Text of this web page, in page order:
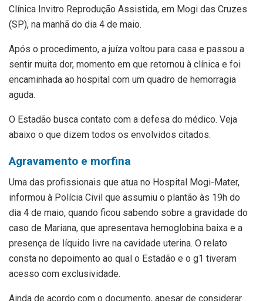
Clínica Invitro Reprodução Assistida, em Mogi das Cruzes
(SP), na manhã do dia 4 de maio.
Após o procedimento, a juíza voltou para casa e passou a
sentir muita dor, momento em que retornou à clínica e foi
encaminhada ao hospital com um quadro de hemorragia
aguda.
O Estadão busca contato com a defesa do médico. Veja
abaixo o que dizem todos os envolvidos citados.
Agravamento e morfina
Uma das profissionais que atua no Hospital Mogi-Mater,
informou à Polícia Civil que assumiu o plantão às 19h do
dia 4 de maio, quando ficou sabendo sobre a gravidade do
caso de Mariana, que apresentava hemoglobina baixa e a
presença de líquido livre na cavidade uterina. O relato
consta no depoimento ao qual o Estadão e o g1 tiveram
acesso com exclusividade.
Ainda de acordo com o documento, apesar de considerar